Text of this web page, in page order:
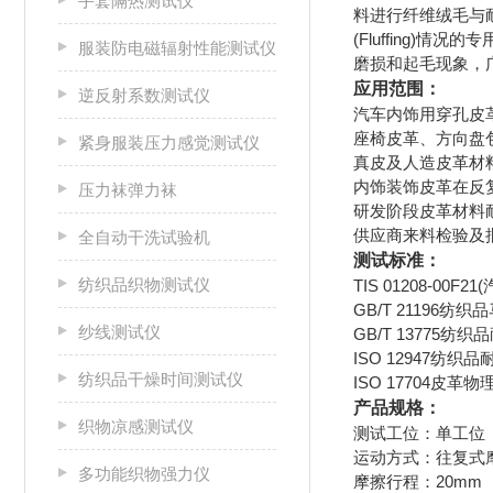
服装防电磁辐射性能测试仪
逆反射系数测试仪
紧身服装压力感觉测试仪
压力袜弹力袜
全自动干洗试验机
纺织品织物测试仪
纱线测试仪
纺织品干燥时间测试仪
织物凉感测试仪
多功能织物强力仪
料进行纤维绒毛与
(Fluffing)情况的专
磨损和起毛现象，
应用范围：
汽车内饰用穿孔皮
座椅皮革、方向盘
真皮及人造皮革材
内饰装饰皮革在反
研发阶段皮革材料
供应商来料检验及
测试标准：
TIS 01208-00F21(
GB/T 21196纺织
GB/T 13775纺织
ISO 12947纺织品
ISO 17704皮革物
产品规格：
测试工位：单工位
运动方式：往复式
摩擦行程：20mm